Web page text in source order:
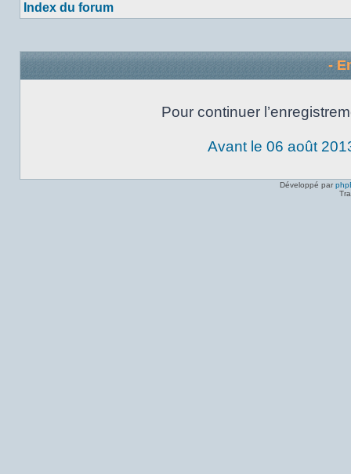
Index du forum
-
Pour continuer
Avant le 06 août
Développé par